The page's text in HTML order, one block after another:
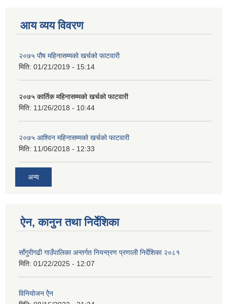
आय व्यय विवरण
२०७५ पौष महिनासम्मको खर्चको फाटवारी
मिति: 01/21/2019 - 15:14
२०७५ कार्तिक महिनासम्मको खर्चको फाटवारी
मिति: 11/26/2018 - 10:44
२०७५ आश्विन महिनासम्मको खर्चको फाटवारी
मिति: 11/06/2018 - 12:33
अन्य
ऐन, कानुन तथा निर्देशिका
साँगुरीगढी गाउँपालिका अन्तर्गत नियन्त्रण प्रणाली निर्देशिका २०८१
मिति: 01/22/2025 - 12:07
विनियोजन ऐेन